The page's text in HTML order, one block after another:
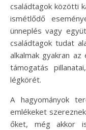
családtagok közötti
ismétlődő
ünneplés vagy
családtagok tudat
alkalmak gyakran
támogatás
légkörét.
A hagyományok
emlékeket
őket, még akkor